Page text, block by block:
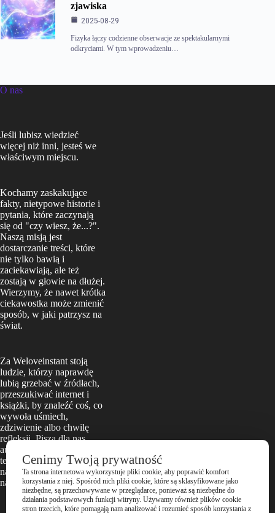
zjawiska
2025-08-29
Fizyka łączy codzienne obserwacje ze spektakularnymi
odkryciami. W tym wprowadzeniu…
O nas
Jeśli lubisz wiedzieć
więcej niż inni, jesteś we
właściwym miejscu.
Kochamy zaskakujące
fakty, nietypowe historie i
pytania, które zaczynają
się od "czy wiesz, że...?".
Naszą misją jest
dostarczanie treści, które
nie tylko bawią i
zaciekawiają, ale też
zostają w głowie na dłużej.
Wierzymy, że nawet krótka
ciekawostka może zmienić
sposób, w jaki patrzysz na
świat.
Za Weloveinstant stoją
ludzie, którzy naprawdę
lubią grzebać w źródłach,
przeszukiwać internet i
książki, by znaleźć coś, co
wywoła uśmiech,
zdziwienie albo chwilę
refleksji. Piszą dla nas
autorzy z pasją, a każdy
tekst przechodzi przez
nasze wewnętrzne „czy to
naprawdę ciekawe?” sito.
Cenimy Twoją prywatność
Ta strona internetowa wykorzystuje pliki cookie, aby poprawić komfort
korzystania z niej. Spośród nich pliki cookie, które są sklasyfikowane jako
niezbędne, są przechowywane w przeglądarce, ponieważ są niezbędne do
działania podstawowych funkcji witryny. Używamy również plików cookie
stron trzecich, które pomagają nam analizować i rozumieć sposób korzystania z